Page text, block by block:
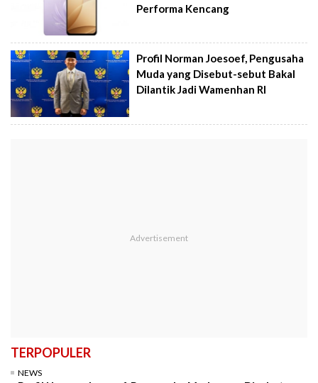
Performa Kencang
Profil Norman Joesoef, Pengusaha
Muda yang Disebut-sebut Bakal
Dilantik Jadi Wamenhan RI
TERPOPULER
NEWS